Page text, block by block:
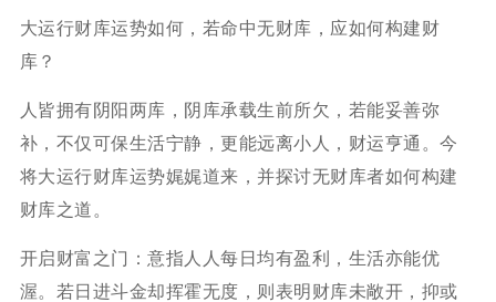
大运行财库运势如何，若命中无财库，应如何构建财
库？
人皆拥有阴阳两库，阴库承载生前所欠，若能妥善弥
补，不仅可保生活宁静，更能远离小人，财运亨通。今
将大运行财库运势娓娓道来，并探讨无财库者如何构建
财库之道。
开启财富之门：意指人人每日均有盈利，生活亦能优
渥。若日进斗金却挥霍无度，则表明财库未敞开，抑或